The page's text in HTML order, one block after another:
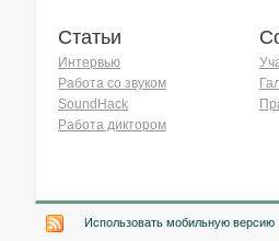
Статьи
Интервью
Работа со звуком
SoundHack
Работа диктором
Использовать мобильную версию